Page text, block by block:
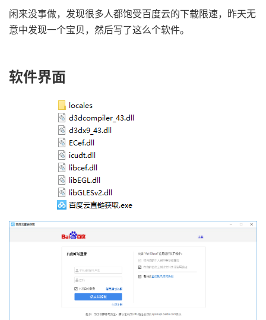
闲来没事做，发现很多人都饱受百度云的下载限速，昨天无
意中发现一个宝贝，然后写了这么个软件。
软件界面